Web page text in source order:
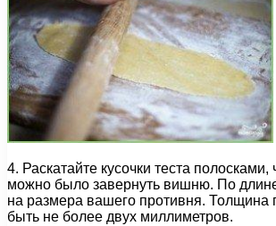
4. Раскатайте кусочки теста полосками,
можно было завернуть вишню. По
на размера вашего противня. Толщина
быть не более двух миллиметров.